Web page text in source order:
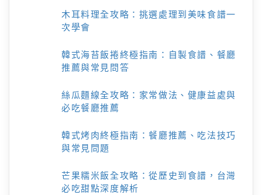
木耳料理全攻略：挑選處理到美味食譜一
次學會
韓式海苔飯捲終極指南：自製食譜、餐廳
推薦與常見問答
絲瓜麵線全攻略：家常做法、健康益處與
必吃餐廳推薦
韓式烤肉終極指南：餐廳推薦、吃法技巧
與常見問題
芒果糯米飯全攻略：從歷史到食譜，台灣
必吃甜點深度解析